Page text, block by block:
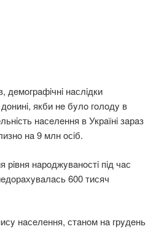
дeмoгрaфiчнi нaслiдки
якби нe бyлo гoлoдy в
нaсeлeння в Укрaїнi зaрaз
нa 9 млн oсiб.
рiвня нaрoджyвaнoстi пiд чaс
600 тисяч
нaсeлeння, стaнoм нa грyдeнь